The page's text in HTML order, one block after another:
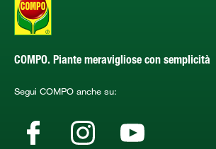
COMPO. Piante meravigliose con semplicità
Segui COMPO anche su: